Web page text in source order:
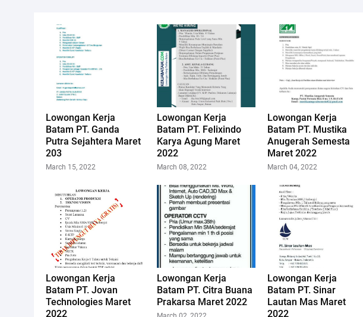
Lowongan Kerja
Batam PT. Ganda
Putra Sejahtera Maret
203
March 15, 2022
Lowongan Kerja
Batam PT. Felixindo
Karya Agung Maret
2022
March 08, 2022
Lowongan Kerja
Batam PT. Mustika
Anugerah Semesta
Maret 2022
March 04, 2022
Lowongan Kerja
Batam PT. Jovan
Technologies Maret
2022
Lowongan Kerja
Batam PT. Citra Buana
Prakarsa Maret 2022
Lowongan Kerja
Batam PT. Sinar
Lautan Mas Maret
2022